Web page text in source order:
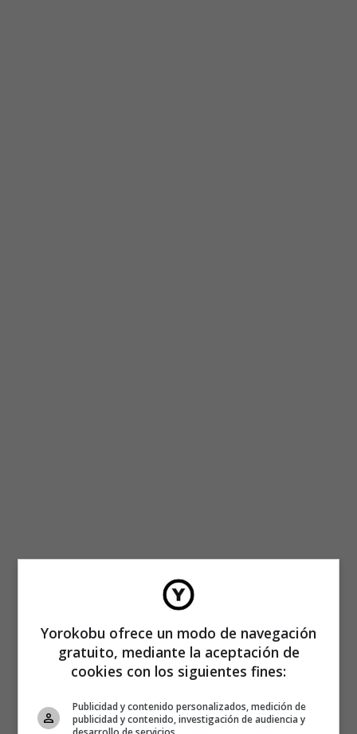
Yorokobu ofrece un modo de navegación
gratuito, mediante la aceptación de
cookies con los siguientes fines:
Publicidad y contenido personalizados, medición de
publicidad y contenido, investigación de audiencia y